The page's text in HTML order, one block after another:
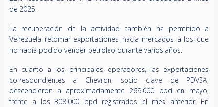
de 2025.
La recuperación de la actividad también ha permitido a
Venezuela retomar exportaciones hacia mercados a los que
no había podido vender petróleo durante varios años.
En cuanto a los principales operadores, las exportaciones
correspondientes a Chevron, socio clave de PDVSA,
descendieron a aproximadamente 269.000 bpd en mayo,
frente a los 308.000 bpd registrados el mes anterior. En